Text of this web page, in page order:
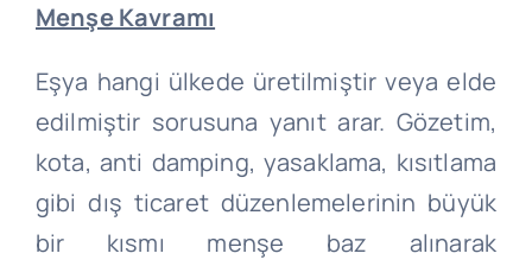
Menşe Kavramı
Eşya hangi ülkede üretilmiştir veya elde
edilmiştir sorusuna yanıt arar. Gözetim,
kota, anti damping, yasaklama, kısıtlama
gibi dış ticaret düzenlemelerinin büyük
bir kısmı menşe baz alınarak